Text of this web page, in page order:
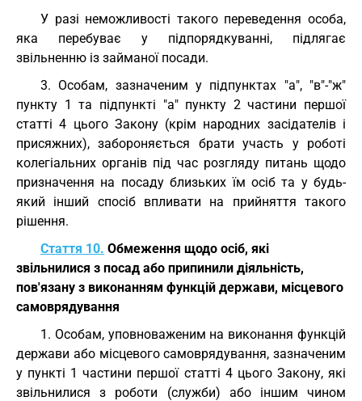
У разі неможливості такого переведення особа,
яка перебуває у підпорядкуванні, підлягає
звільненню із займаної посади.
3. Особам, зазначеним у підпунктах "а", "в"-"ж"
пункту 1 та підпункті "а" пункту 2 частини першої
статті 4 цього Закону (крім народних засідателів і
присяжних), забороняється брати участь у роботі
колегіальних органів під час розгляду питань щодо
призначення на посаду близьких їм осіб та у будь-
який інший спосіб впливати на прийняття такого
рішення.
Стаття 10. Обмеження щодо осіб, які
звільнилися з посад або припинили діяльність,
пов'язану з виконанням функцій держави, місцевого
самоврядування
1. Особам, уповноваженим на виконання функцій
держави або місцевого самоврядування, зазначеним
у пункті 1 частини першої статті 4 цього Закону, які
звільнилися з роботи (служби) або іншим чином